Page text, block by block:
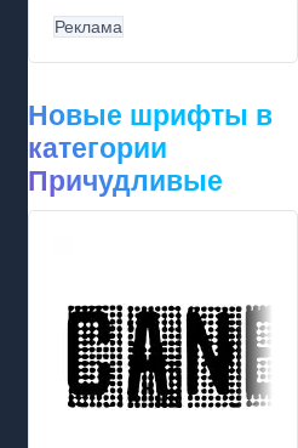
Реклама
Новые шрифты в
категории
Причудливые